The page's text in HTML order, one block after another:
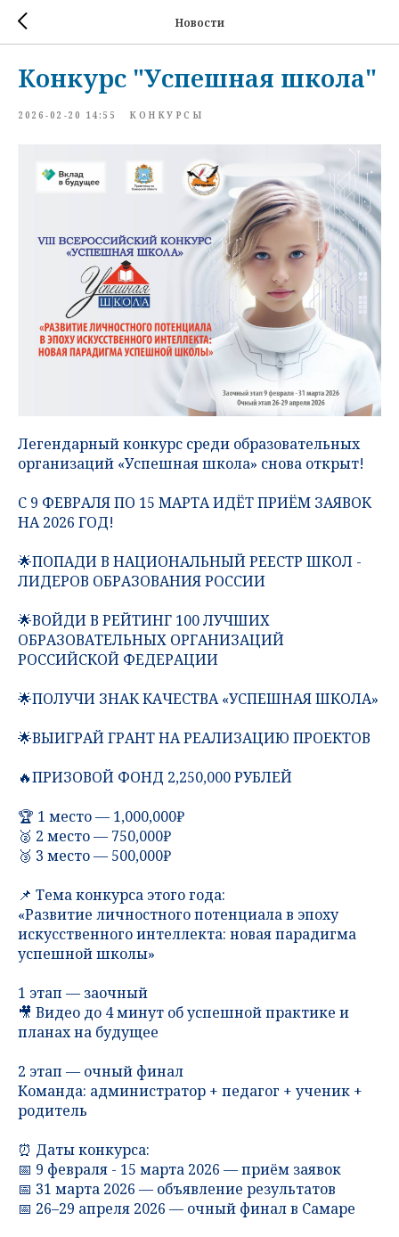
Новости
Конкурс "Успешная школа"
2026-02-20 14:55 КОНКУРСЫ
Легендарный конкурс среди образовательных
организаций «Успешная школа» снова открыт!
С 9 ФЕВРАЛЯ ПО 15 МАРТА ИДЁТ ПРИЁМ ЗАЯВОК
НА 2026 ГОД!
🌟ПОПАДИ В НАЦИОНАЛЬНЫЙ РЕЕСТР ШКОЛ -
ЛИДЕРОВ ОБРАЗОВАНИЯ РОССИИ
🌟ВОЙДИ В РЕЙТИНГ 100 ЛУЧШИХ
ОБРАЗОВАТЕЛЬНЫХ ОРГАНИЗАЦИЙ
РОССИЙСКОЙ ФЕДЕРАЦИИ
🌟ПОЛУЧИ ЗНАК КАЧЕСТВА «УСПЕШНАЯ ШКОЛА»
🌟ВЫИГРАЙ ГРАНТ НА РЕАЛИЗАЦИЮ ПРОЕКТОВ
🔥ПРИЗОВОЙ ФОНД 2,250,000 РУБЛЕЙ
🏆 1 место — 1,000,000₽
🥈 2 место — 750,000₽
🥉 3 место — 500,000₽
📌 Тема конкурса этого года:
«Развитие личностного потенциала в эпоху
искусственного интеллекта: новая парадигма
успешной школы»
1 этап — заочный
🎥 Видео до 4 минут об успешной практике и
планах на будущее
2 этап — очный финал
Команда: администратор + педагог + ученик +
родитель
⏰ Даты конкурса:
📅 9 февраля - 15 марта 2026 — приём заявок
📅 31 марта 2026 — объявление результатов
📅 26–29 апреля 2026 — очный финал в Самаре